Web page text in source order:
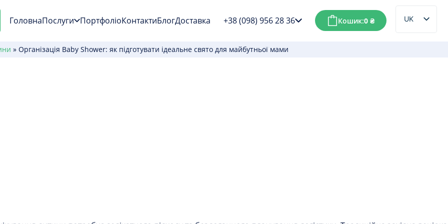
ГоловнаПослуги ПортфоліоКонтактиБлогДоставка +38 (098) 956 28 36 Кошик:0₴
UK
RU
» Організація Baby Shower: як підготувати ідеальне свято для майбутньої мами